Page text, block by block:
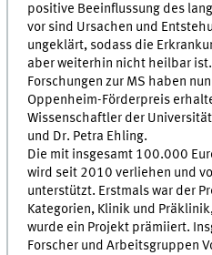
positive Beeinflussung des
vor sind Ursachen und
ungeklärt, sodass die
aber weiterhin nicht heilbar
Forschungen zur MS haben
Oppenheim-Förderpreis
Wissenschaftler der
und Dr. Petra Ehling.
Die mit insgesamt 100.000
wird seit 2010 verliehen und
unterstützt. Erstmals war der
Kategorien, Klinik und
wurde ein Projekt prämiiert.
Forscher und Arbeitsgruppen